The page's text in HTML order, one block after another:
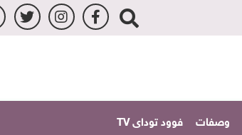
وصفات فوود توداى TV